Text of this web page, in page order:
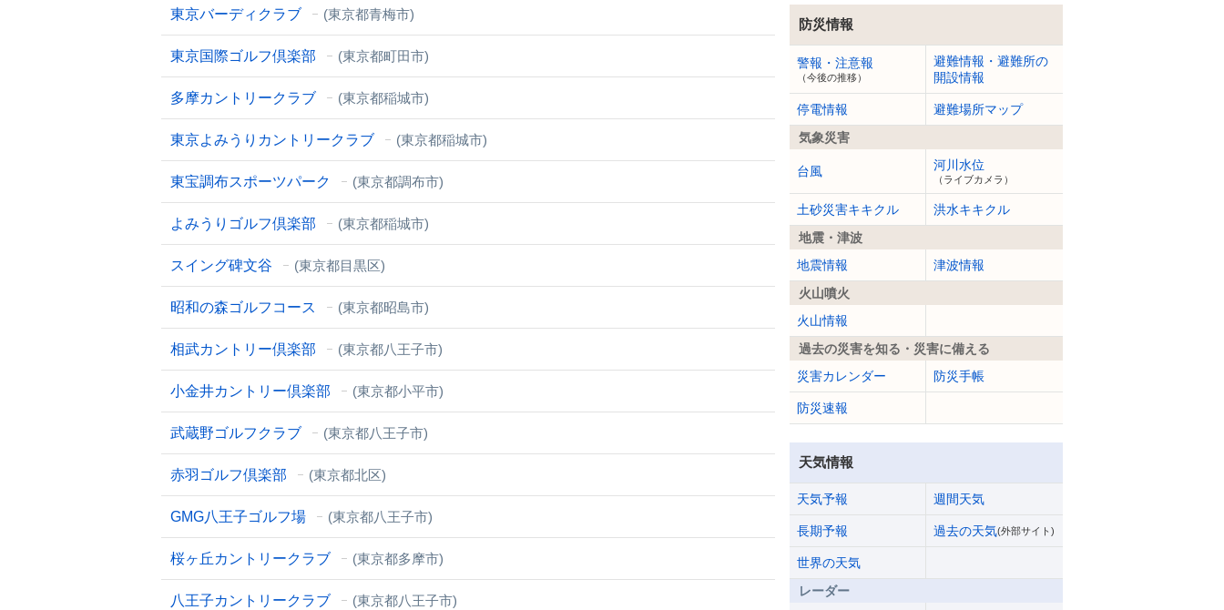
東京バーディクラブ (東京都青梅市)
東京国際ゴルフ倶楽部 (東京都町田市)
多摩カントリークラブ (東京都稲城市)
東京よみうりカントリークラブ (東京都稲城市)
東宝調布スポーツパーク (東京都調布市)
よみうりゴルフ倶楽部 (東京都稲城市)
スイング碑文谷 (東京都目黒区)
昭和の森ゴルフコース (東京都昭島市)
相武カントリー倶楽部 (東京都八王子市)
小金井カントリー倶楽部 (東京都小平市)
武蔵野ゴルフクラブ (東京都八王子市)
赤羽ゴルフ倶楽部 (東京都北区)
GMG八王子ゴルフ場 (東京都八王子市)
桜ヶ丘カントリークラブ (東京都多摩市)
八王子カントリークラブ (東京都八王子市)
防災情報
警報・注意報
（今後の推移）
避難情報・避難所の
開設情報
停電情報
避難場所マップ
気象災害
台風 河川水位
（ライブカメラ）
土砂災害キキクル
洪水キキクル
地震・津波
地震情報
津波情報
火山噴火
火山情報
過去の災害を知る・災害に備える
災害カレンダー
防災手帳
防災速報
天気情報
天気予報 週間天気
長期予報 過去の天気(外部サイト)
世界の天気
レーダー